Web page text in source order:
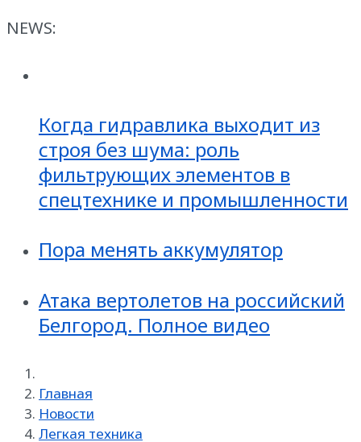
NEWS:
Когда гидравлика выходит из
строя без шума: роль
фильтрующих элементов в
спецтехнике и промышленности
Пора менять аккумулятор
Атака вертолетов на российский
Белгород. Полное видео
Главная
Новости
Легкая техника